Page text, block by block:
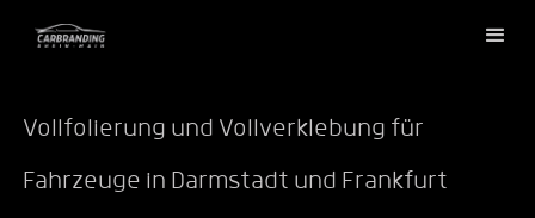
Vollfolierung und Vollverklebung für
Fahrzeuge in Darmstadt und Frankfurt